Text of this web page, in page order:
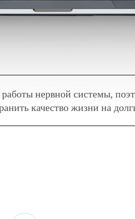
работы нервной системы,
качество жизни на